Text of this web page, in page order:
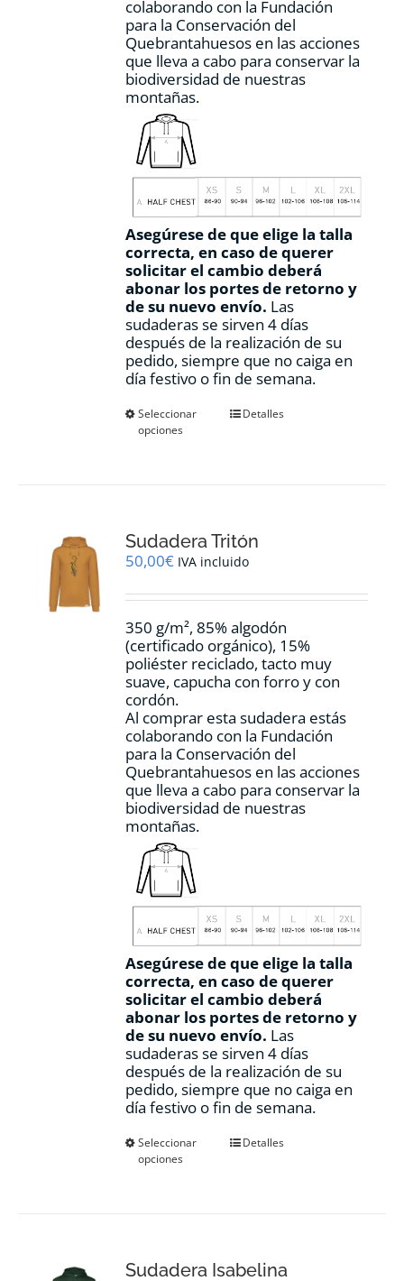
colaborando con la Fundación
para la Conservación del
Quebrantahuesos en las acciones
que lleva a cabo para conservar la
biodiversidad de nuestras
montañas.
Asegúrese de que elige la talla
correcta, en caso de querer
solicitar el cambio deberá
abonar los portes de retorno y
de su nuevo envío. Las
sudaderas se sirven 4 días
después de la realización de su
pedido, siempre que no caiga en
día festivo o fin de semana.
Seleccionar
opciones
Este
se
pueden
en
página
de
producto
Detalles
Sudadera Tritón
50,00€ IVA incluido
350 g/m², 85% algodón
(certificado orgánico), 15%
poliéster reciclado, tacto muy
suave, capucha con forro y con
cordón.
Al comprar esta sudadera estás
colaborando con la Fundación
para la Conservación del
Quebrantahuesos en las acciones
que lleva a cabo para conservar la
biodiversidad de nuestras
montañas.
Asegúrese de que elige la talla
correcta, en caso de querer
solicitar el cambio deberá
abonar los portes de retorno y
de su nuevo envío. Las
sudaderas se sirven 4 días
después de la realización de su
pedido, siempre que no caiga en
día festivo o fin de semana.
Seleccionar
opciones
Este
se
Detalles
Sudadera Isabelina